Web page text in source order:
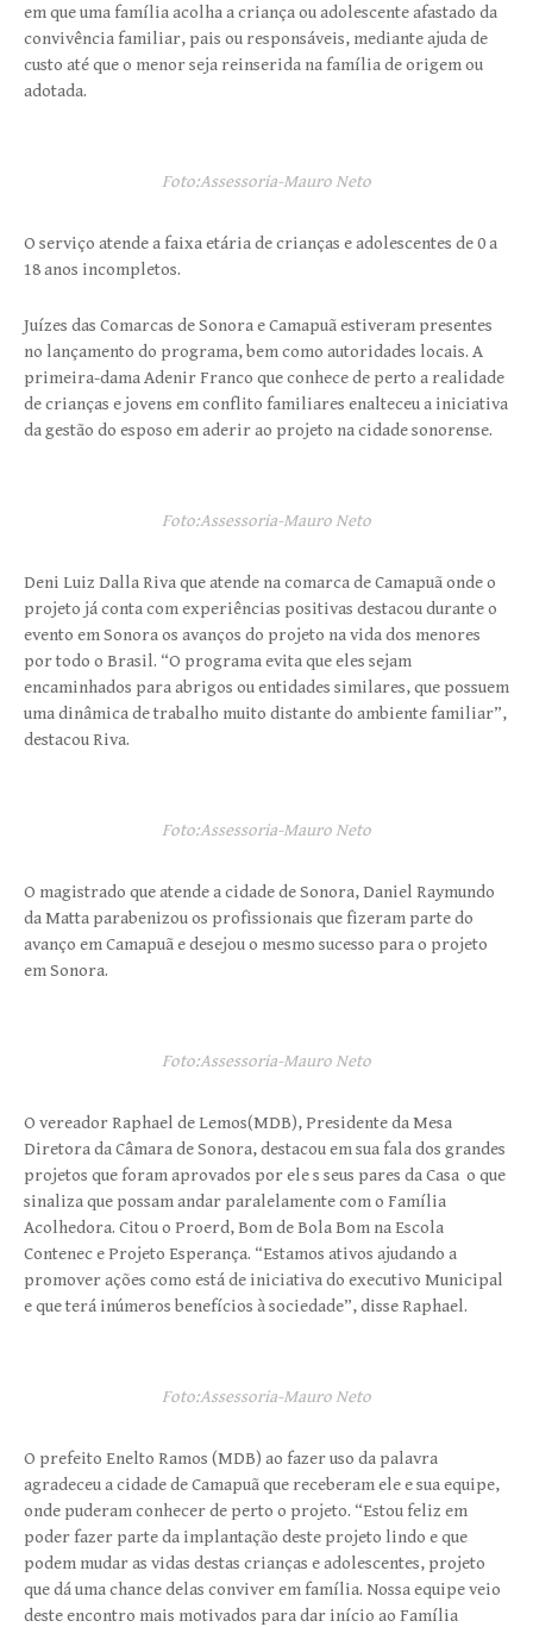
em que uma família acolha a criança ou adolescente afastado da
convivência familiar, pais ou responsáveis, mediante ajuda de
custo até que o menor seja reinserida na família de origem ou
adotada.
Foto:Assessoria-Mauro Neto
O serviço atende a faixa etária de crianças e adolescentes de 0 a
18 anos incompletos.
Juízes das Comarcas de Sonora e Camapuã estiveram presentes
no lançamento do programa, bem como autoridades locais. A
primeira-dama Adenir Franco que conhece de perto a realidade
de crianças e jovens em conflito familiares enalteceu a iniciativa
da gestão do esposo em aderir ao projeto na cidade sonorense.
Foto:Assessoria-Mauro Neto
Deni Luiz Dalla Riva que atende na comarca de Camapuã onde o
projeto já conta com experiências positivas destacou durante o
evento em Sonora os avanços do projeto na vida dos menores
por todo o Brasil. “O programa evita que eles sejam
encaminhados para abrigos ou entidades similares, que possuem
uma dinâmica de trabalho muito distante do ambiente familiar”,
destacou Riva.
Foto:Assessoria-Mauro Neto
O magistrado que atende a cidade de Sonora, Daniel Raymundo
da Matta parabenizou os profissionais que fizeram parte do
avanço em Camapuã e desejou o mesmo sucesso para o projeto
em Sonora.
Foto:Assessoria-Mauro Neto
O vereador Raphael de Lemos(MDB), Presidente da Mesa
Diretora da Câmara de Sonora, destacou em sua fala dos grandes
projetos que foram aprovados por ele s seus pares da Casa o que
sinaliza que possam andar paralelamente com o Família
Acolhedora. Citou o Proerd, Bom de Bola Bom na Escola
Contenec e Projeto Esperança. “Estamos ativos ajudando a
promover ações como está de iniciativa do executivo Municipal
e que terá inúmeros benefícios à sociedade”, disse Raphael.
Foto:Assessoria-Mauro Neto
O prefeito Enelto Ramos (MDB) ao fazer uso da palavra
agradeceu a cidade de Camapuã que receberam ele e sua equipe,
onde puderam conhecer de perto o projeto. “Estou feliz em
poder fazer parte da implantação deste projeto lindo e que
podem mudar as vidas destas crianças e adolescentes, projeto
que dá uma chance delas conviver em família. Nossa equipe veio
deste encontro mais motivados para dar início ao Família